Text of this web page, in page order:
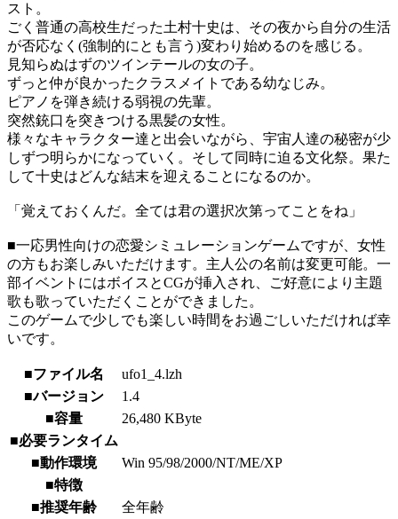
スト。
ごく普通の高校生だった土村十史は、その夜から自分の生活
が否応なく(強制的にとも言う)変わり始めるのを感じる。
見知らぬはずのツインテールの女の子。
ずっと仲が良かったクラスメイトである幼なじみ。
ピアノを弾き続ける弱視の先輩。
突然銃口を突きつける黒髪の女性。
様々なキャラクター達と出会いながら、宇宙人達の秘密が少
しずつ明らかになっていく。そして同時に迫る文化祭。果た
して十史はどんな結末を迎えることになるのか。
「覚えておくんだ。全ては君の選択次第ってことをね」
■一応男性向けの恋愛シミュレーションゲームですが、女性
の方もお楽しみいただけます。主人公の名前は変更可能。一
部イベントにはボイスとCGが挿入され、ご好意により主題
歌も歌っていただくことができました。
このゲームで少しでも楽しい時間をお過ごしいただければ幸
いです。
■ファイル名
ufo1_4.lzh
■バージョン
1.4
■容量
26,480 KByte
■必要ランタイム
■動作環境
Win 95/98/2000/NT/ME/XP
■特徴
■推奨年齢
全年齢